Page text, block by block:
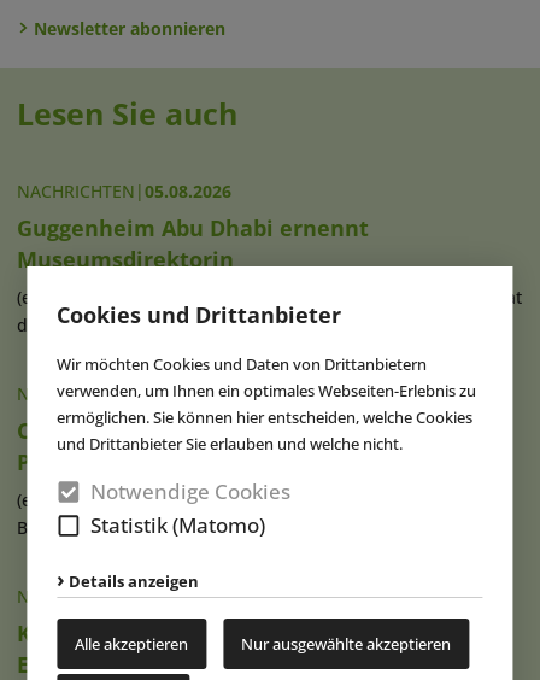
Cookies und Drittanbieter
Wir möchten Cookies und Daten von Drittanbietern
verwenden, um Ihnen ein optimales Webseiten-Erlebnis zu
ermöglichen. Sie können hier entscheiden, welche Cookies
und Drittanbieter Sie erlauben und welche nicht.
Notwendige Cookies
Statistik (Matomo)
Details anzeigen
Alle akzeptieren Nur ausgewählte akzeptieren
Newsletter abonnieren
Lesen Sie auch
NACHRICHTEN |05.08.2026
Guggenheim Abu Dhabi ernennt
Museumsdirektorin
(eap) Das Department of Culture and Tourism – Abu Dhabi hat
die Ernennung von Dr. Valerie (...)weiterlesen
NACHRICHTEN| 05.08.2026
Compagnie des Alpes übernimmt Anteile an
PadelCity
(eap) Die französische Compagnie des Alpes (CdA) hat eine
Beteiligung in Höhe von 33,9 (...)
NACHRICHTEN|05.08.2026
Karls Pier7: Ein neuer Hafen für
Erdbeerträume